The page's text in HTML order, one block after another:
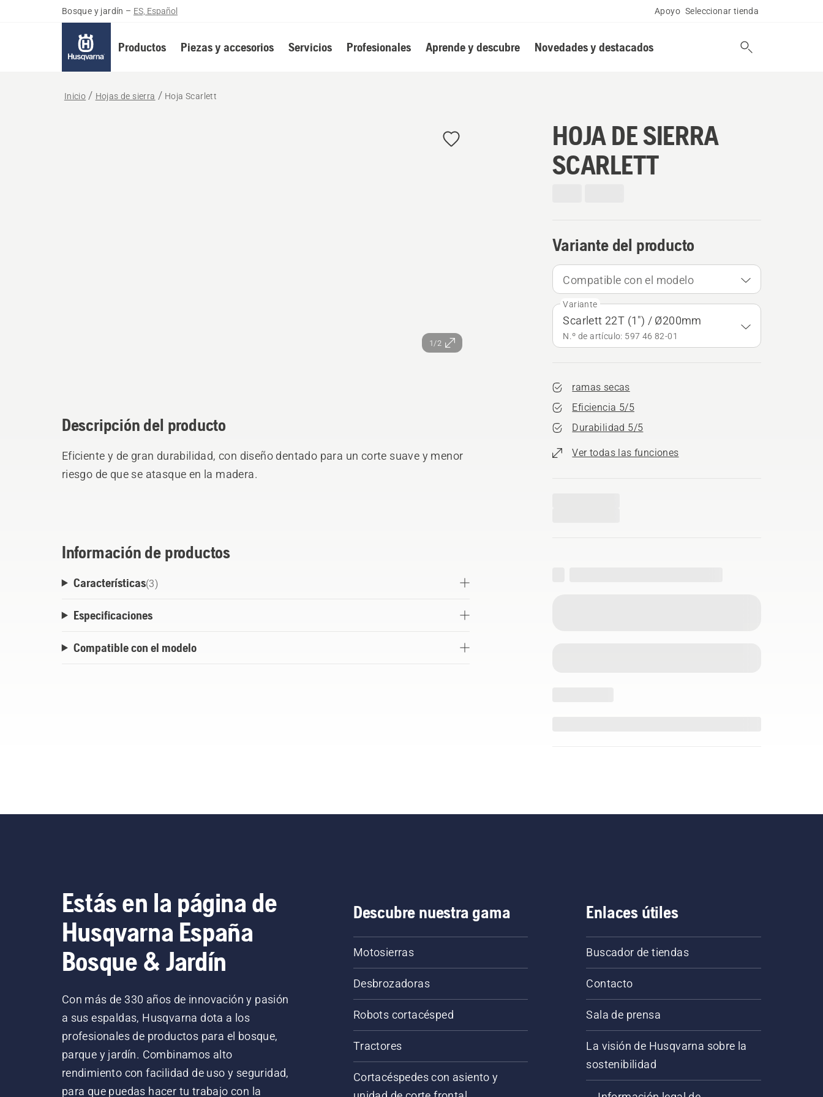
Bosque y jardín – ES, Español Apoyo Seleccionar tienda
Productos Piezas y accesorios Servicios Profesionales Aprende y descubre Novedades y destacados
Inicio Hojas de sierra Hoja Scarlett
1/2
HOJA DE SIERRA
SCARLETT
Variante del producto
Compatible con el modelo
Variante
Scarlett 22T (1") / Ø200mm
N.º de artículo: 597 46 82‑01
ramas secas
Eficiencia 5/5
Durabilidad 5/5
Ver todas las funciones
Descripción del producto
Eficiente y de gran durabilidad, con diseño dentado para un corte suave y menor
riesgo de que se atasque en la madera.
Información de productos
Características(3)
Especificaciones
Compatible con el modelo
Estás en la página de
Husqvarna España
Bosque & Jardín
Con más de 330 años de innovación y pasión
a sus espaldas, Husqvarna dota a los
profesionales de productos para el bosque,
parque y jardín. Combinamos alto
rendimiento con facilidad de uso y seguridad,
para que puedas hacer tu trabajo con la
Descubre nuestra gama
Motosierras
Desbrozadoras
Robots cortacésped
Tractores
Cortacéspedes con asiento y
Enlaces útiles
Buscador de tiendas
Contacto
Sala de prensa
La visión de Husqvarna sobre la
sostenibilidad